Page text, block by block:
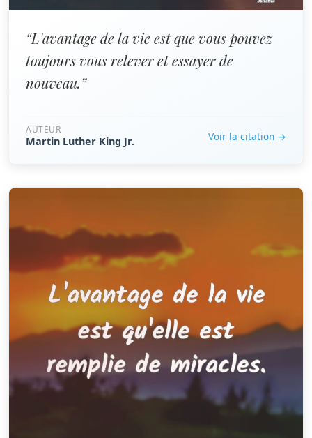
“L'avantage de la vie est que vous pouvez
toujours vous relever et essayer de
nouveau.”
AUTEUR
Martin Luther King Jr. Voir la citation →